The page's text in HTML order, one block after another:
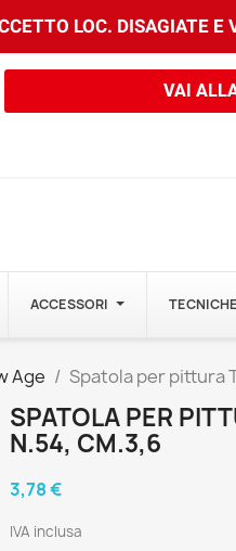
LOC. DISAGIATE E
VAI
ACCESSORI
Age Spatola per pittura
SPATOLA PER
N.54, CM.3,6
3,78 €
IVA inclusa